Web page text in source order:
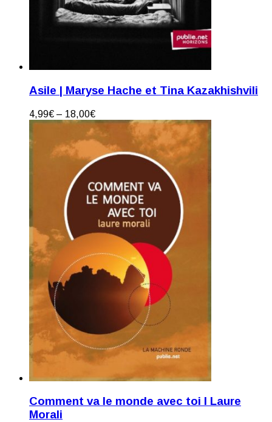
Asile | Maryse Hache et Tina Kazakhishvili
4,99€ – 18,00€
Comment va le monde avec toi I Laure
Morali